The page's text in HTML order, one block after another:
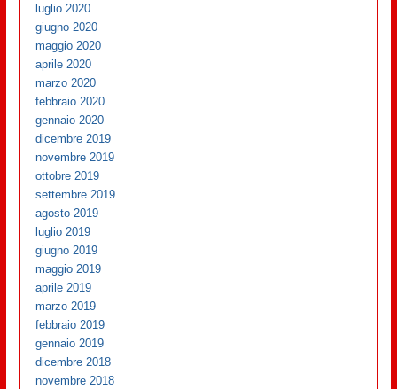
luglio 2020
giugno 2020
maggio 2020
aprile 2020
marzo 2020
febbraio 2020
gennaio 2020
dicembre 2019
novembre 2019
ottobre 2019
settembre 2019
agosto 2019
luglio 2019
giugno 2019
maggio 2019
aprile 2019
marzo 2019
febbraio 2019
gennaio 2019
dicembre 2018
novembre 2018